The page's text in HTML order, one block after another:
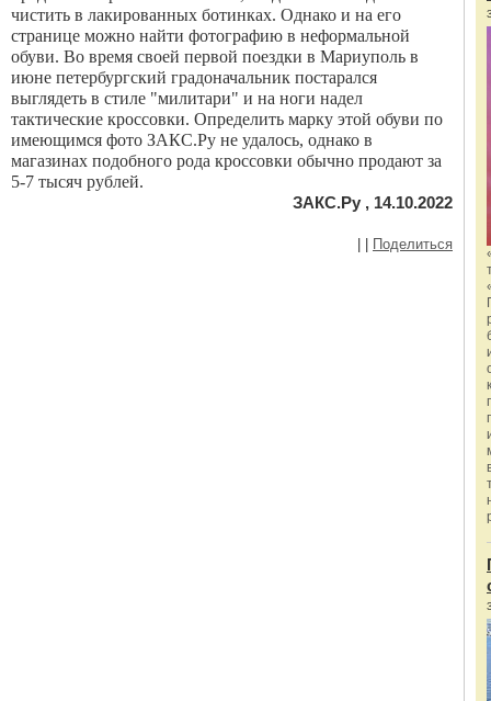
чистить в лакированных ботинках. Однако и на его
странице можно найти фотографию в неформальной
обуви. Во время своей первой поездки в Мариуполь в
июне петербургский градоначальник постарался
выглядеть в стиле "милитари" и на ноги надел
тактические кроссовки. Определить марку этой обуви по
имеющимся фото ЗАКС.Ру не удалось, однако в
магазинах подобного рода кроссовки обычно продают за
5-7 тысяч рублей.
ЗАКС.Ру , 14.10.2022
Поделиться